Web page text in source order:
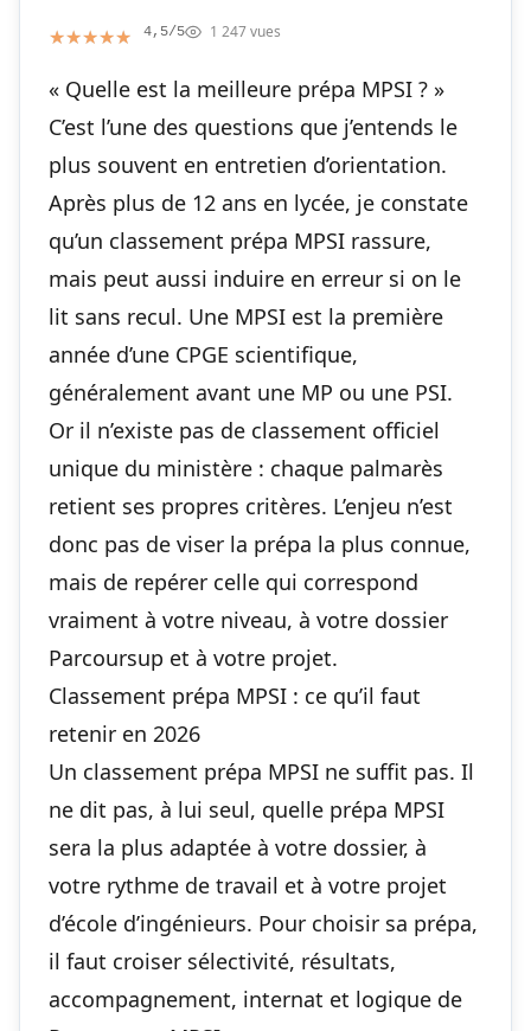
★★★★★
★★★★★ 4,5/5 1 247 vues
« Quelle est la meilleure prépa MPSI ? »
C’est l’une des questions que j’entends le
plus souvent en entretien d’orientation.
Après plus de 12 ans en lycée, je constate
qu’un classement prépa MPSI rassure,
mais peut aussi induire en erreur si on le
lit sans recul. Une MPSI est la première
année d’une CPGE scientifique,
généralement avant une MP ou une PSI.
Or il n’existe pas de classement officiel
unique du ministère : chaque palmarès
retient ses propres critères. L’enjeu n’est
donc pas de viser la prépa la plus connue,
mais de repérer celle qui correspond
vraiment à votre niveau, à votre dossier
Parcoursup et à votre projet.
Classement prépa MPSI : ce qu’il faut
retenir en 2026
Un classement prépa MPSI ne suffit pas. Il
ne dit pas, à lui seul, quelle prépa MPSI
sera la plus adaptée à votre dossier, à
votre rythme de travail et à votre projet
d’école d’ingénieurs. Pour choisir sa prépa,
il faut croiser sélectivité, résultats,
accompagnement, internat et logique de